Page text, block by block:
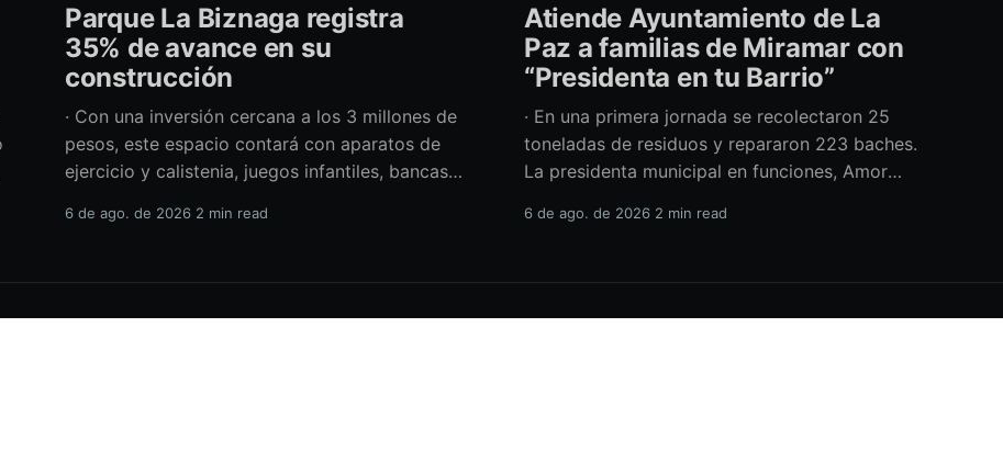
Parque La Biznaga registra
35% de avance en su
construcción
· Con una inversión cercana a los 3 millones de
pesos, este espacio contará con aparatos de
ejercicio y calistenia, juegos infantiles, bancas,
alcaldesa de La Paz en funciones, Amor Fenech
construcción del parque La Biznaga ubicado
6 de ago. de 2026 2 min read
Atiende Ayuntamiento de La
Paz a familias de Miramar con
“Presidenta en tu Barrio”
· En una primera jornada se recolectaron 25
toneladas de residuos y repararon 223 baches.
La presidenta municipal en funciones, Amor
programa “Presidenta en tu Barrio” en la
Paz brindó más de 600 servicios sociales y
6 de ago. de 2026 2 min read